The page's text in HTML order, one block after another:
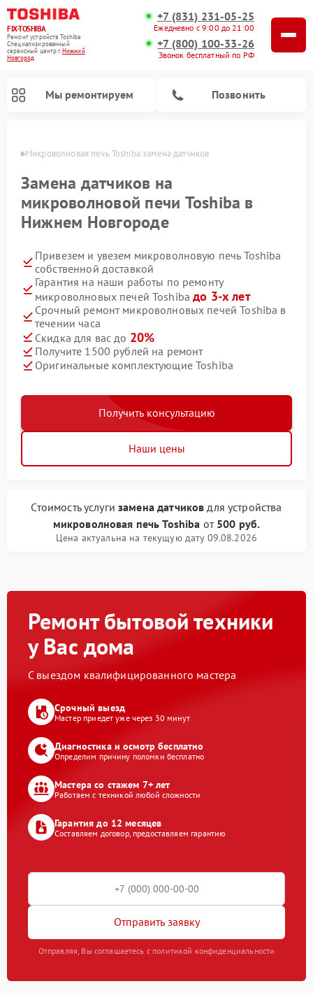
FIX-TOSHIBA
Ремонт устройств Toshiba
Специализированный
cервисный центр г.Нижний
Новгород
+7 (831) 231-05-25
Ежедневно с 9:00 до 21:00
+7 (800) 100-33-26
Звонок бесплатный по РФ
Мы ремонтируем Позвонить
Микроволновая печь Toshiba замена датчиков
Замена датчиков на
микроволновой печи Toshiba в
Нижнем Новгороде
Привезем и увезем микроволновую печь Toshiba
собственной доставкой
Гарантия на наши работы по ремонту
микроволновых печей Toshibaдо 3-х лет
Срочный ремонт микроволновых печей Toshiba в
течении часа
Скидка для вас до 20%
Получите 1500 рублей на ремонт
Оригинальные комплектующие Toshiba
Получить консультацию
Наши цены
Стоимость услугизамена датчиков для устройства
микроволновая печь Toshiba от 500 руб.
Цена актуальна на текущую дату 09.08.2026
Ремонт бытовой техники
у Вас дома
С выездом квалифицированного мастера
Срочный выезд
Мастер приедет уже через 30 минут
Диагностика и осмотр бесплатно
Определим причину поломки бесплатно
Мастера со стажем 7+ лет
Работаем с техникой любой сложности
Гарантия до 12 месяцев
Составляем договор, предоставляем гарантию
Отправить заявку
Отправляя, Вы соглашаетесь с политикой конфиденциальности